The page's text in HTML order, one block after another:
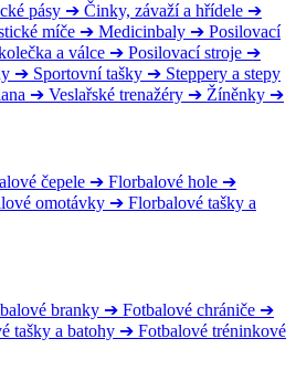
pásy ➔ Činky, závaží a hřídele ➔
míče ➔ Medicinbaly ➔ Posilovací
a válce ➔ Posilovací stroje ➔
➔ Sportovní tašky ➔ Steppery a stepy
➔ Veslařské trenažéry ➔ Žíněnky ➔
čepele ➔ Florbalové hole ➔
omotávky ➔ Florbalové tašky a
branky ➔ Fotbalové chrániče ➔
tašky a batohy ➔ Fotbalové tréninkové